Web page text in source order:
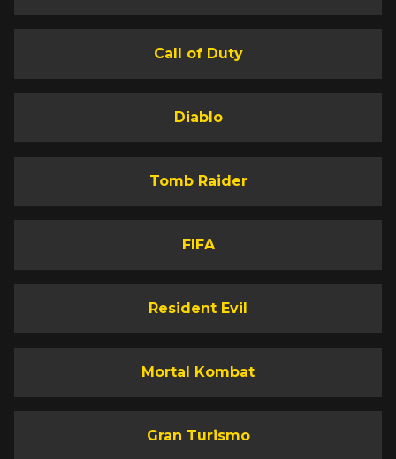
Call of Duty
Diablo
Tomb Raider
FIFA
Resident Evil
Mortal Kombat
Gran Turismo